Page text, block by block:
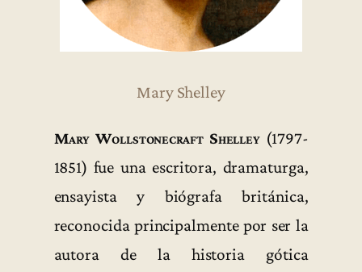
Mary Shelley
Mary Wollstonecraft Shelley (1797-
1851) fue una escritora, dramaturga,
ensayista y biógrafa británica,
reconocida principalmente por ser la
autora de la historia gótica